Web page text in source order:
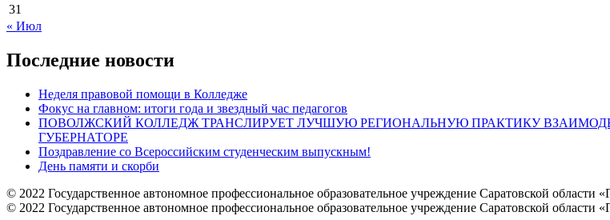
31
« Июл
Последние новости
Неделя правовой помощи в Колледже
Фокус на главном: итоги года и звездный час педагогов
ПОВОЛЖСКИЙ КОЛЛЕДЖ ТРАНСЛИРУЕТ ЛУЧШУЮ РЕГИОНАЛЬНУЮ ПРАКТИКУ
ГУБЕРНАТОРЕ
Поздравление со Всероссийским студенческим выпускным!
День памяти и скорби
© 2022 Государственное автономное профессиональное образовательное учреждение Саратовской
© 2022 Государственное автономное профессиональное образовательное учреждение Саратовской